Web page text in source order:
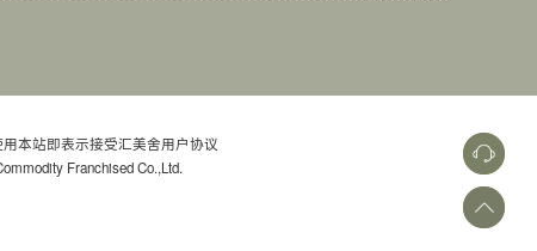
用本站即表示接受汇美舍用户协议
Franchised Co.,Ltd.